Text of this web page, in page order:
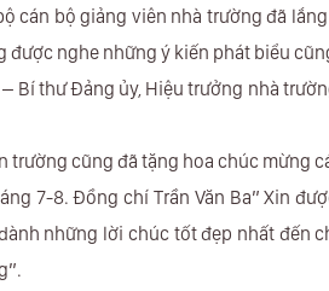
cán bộ giảng viên nhà trường đã
nghe những ý kiến phát biểu
Bí thư Đảng ủy, Hiệu trưởng nhà
trường cũng đã tặng hoa chúc mừng
7-8. Đồng chí Trần Văn Ba” Xin
những lời chúc tốt đẹp nhất đến